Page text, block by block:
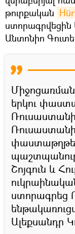
թուրքական
Անտոնիո
երկու
Ռուսաստանի,
Շոյգուն և
ստորագրեց
Ալեքսանդր